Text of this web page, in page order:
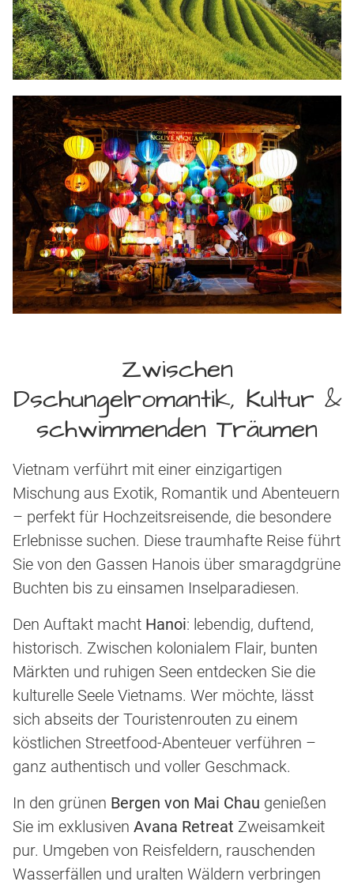
Zwischen
Dschungelromantik, Kultur &
schwimmenden Träumen
Vietnam verführt mit einer einzigartigen
Mischung aus Exotik, Romantik und Abenteuern
– perfekt für Hochzeitsreisende, die besondere
Erlebnisse suchen. Diese traumhafte Reise führt
Sie von den Gassen Hanois über smaragdgrüne
Buchten bis zu einsamen Inselparadiesen.
Den Auftakt macht Hanoi: lebendig, duftend,
historisch. Zwischen kolonialem Flair, bunten
Märkten und ruhigen Seen entdecken Sie die
kulturelle Seele Vietnams. Wer möchte, lässt
sich abseits der Touristenrouten zu einem
köstlichen Streetfood-Abenteuer verführen –
ganz authentisch und voller Geschmack.
In den grünen Bergen von Mai Chau genießen
Sie im exklusiven Avana Retreat Zweisamkeit
pur. Umgeben von Reisfeldern, rauschenden
Wasserfällen und uralten Wäldern verbringen